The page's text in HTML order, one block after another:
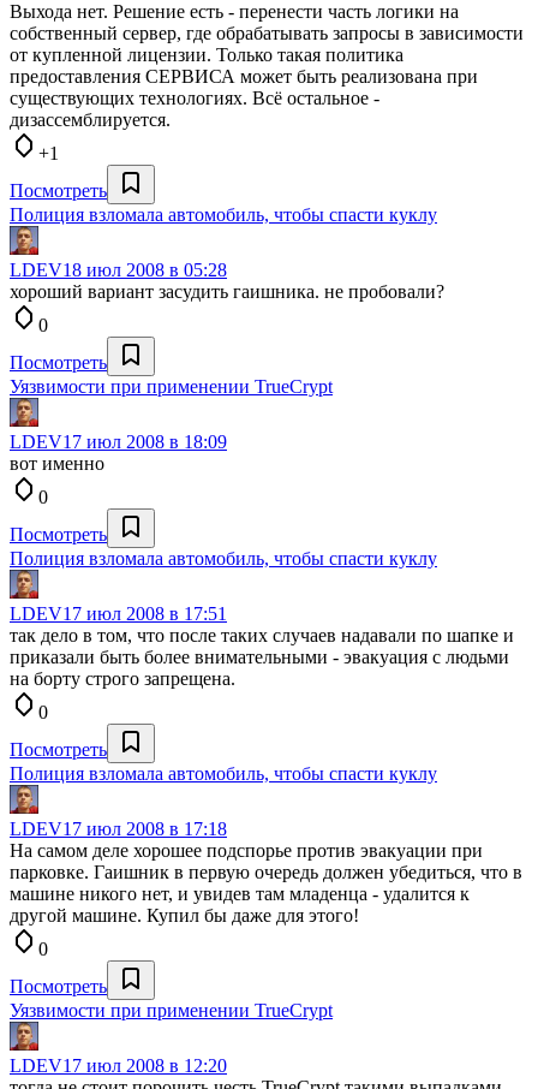
Выхода нет. Решение есть - перенести часть логики на
собственный сервер, где обрабатывать запросы в зависимости
от купленной лицензии. Только такая политика
предоставления СЕРВИСА может быть реализована при
существующих технологиях. Всё остальное -
дизассемблируется.
+1
Посмотреть
Полиция взломала автомобиль, чтобы спасти куклу
LDEV18 июл 2008 в 05:28
хороший вариант засудить гаишника. не пробовали?
0
Посмотреть
Уязвимости при применении TrueCrypt
LDEV17 июл 2008 в 18:09
вот именно
0
Посмотреть
Полиция взломала автомобиль, чтобы спасти куклу
LDEV17 июл 2008 в 17:51
так дело в том, что после таких случаев надавали по шапке и
приказали быть более внимательными - эвакуация с людьми
на борту строго запрещена.
0
Посмотреть
Полиция взломала автомобиль, чтобы спасти куклу
LDEV17 июл 2008 в 17:18
На самом деле хорошее подспорье против эвакуации при
парковке. Гаишник в первую очередь должен убедиться, что в
машине никого нет, и увидев там младенца - удалится к
другой машине. Купил бы даже для этого!
0
Посмотреть
Уязвимости при применении TrueCrypt
LDEV17 июл 2008 в 12:20